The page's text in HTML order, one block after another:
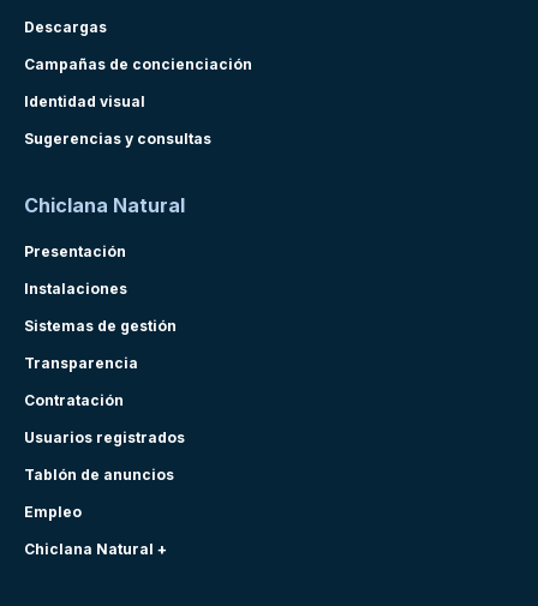
Descargas
Campañas de concienciación
Identidad visual
Sugerencias y consultas
Chiclana Natural
Presentación
Instalaciones
Sistemas de gestión
Transparencia
Contratación
Usuarios registrados
Tablón de anuncios
Empleo
Chiclana Natural +